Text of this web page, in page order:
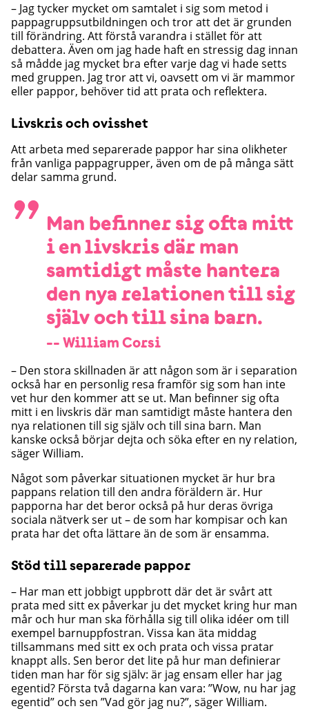
– Jag tycker mycket om samtalet i sig som metod i
pappagruppsutbildningen och tror att det är grunden
till förändring. Att förstå varandra i stället för att
debattera. Även om jag hade haft en stressig dag innan
så mådde jag mycket bra efter varje dag vi hade setts
med gruppen. Jag tror att vi, oavsett om vi är mammor
eller pappor, behöver tid att prata och reflektera.
Livskris och ovisshet
Att arbeta med separerade pappor har sina olikheter
från vanliga pappagrupper, även om de på många sätt
delar samma grund.
” Man befinner sig ofta mitt
i en livskris där man
samtidigt måste hantera
den nya relationen till sig
själv och till sina barn.
-- William Corsi
– Den stora skillnaden är att någon som är i separation
också har en personlig resa framför sig som han inte
vet hur den kommer att se ut. Man befinner sig ofta
mitt i en livskris där man samtidigt måste hantera den
nya relationen till sig själv och till sina barn. Man
kanske också börjar dejta och söka efter en ny relation,
säger William.
Något som påverkar situationen mycket är hur bra
pappans relation till den andra föräldern är. Hur
papporna har det beror också på hur deras övriga
sociala nätverk ser ut – de som har kompisar och kan
prata har det ofta lättare än de som är ensamma.
Stöd till separerade pappor
– Har man ett jobbigt uppbrott där det är svårt att
prata med sitt ex påverkar ju det mycket kring hur man
mår och hur man ska förhålla sig till olika idéer om till
exempel barnuppfostran. Vissa kan äta middag
tillsammans med sitt ex och prata och vissa pratar
knappt alls. Sen beror det lite på hur man definierar
tiden man har för sig själv: är jag ensam eller har jag
egentid? Första två dagarna kan vara: ”Wow, nu har jag
egentid” och sen ”Vad gör jag nu?”, säger William.